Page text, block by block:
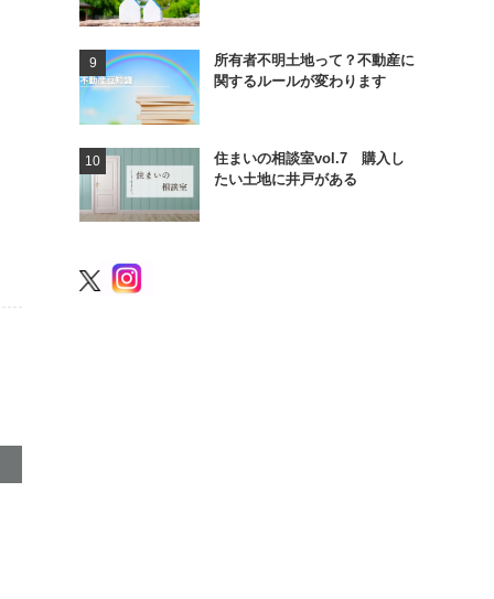
所有者不明土地って？不動産に
関するルールが変わります
住まいの相談室vol.7 購入し
たい土地に井戸がある